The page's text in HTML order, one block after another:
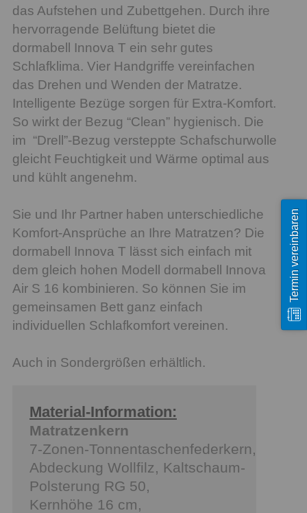
das Aufstehen und Zubettgehen. Durch ihre
hervorragende Belüftung bietet die
dormabell Innova T ein sehr gutes
Schlafklima. Vier Handgriffe vereinfachen
das Drehen und Wenden der Matratze.
Intelligente Bezüge sorgen für Extra-Komfort.
So wirkt der Bezug “Clean” hygienisch. Die
im “Drell”-Bezug versteppte Schafschurwolle
gleicht Feuchtigkeit und Wärme optimal aus
und kühlt angenehm.
Sie und Ihr Partner haben unterschiedliche
Komfort-Ansprüche an Ihre Matratzen? Die
dormabell Innova T lässt sich einfach mit
dem gleich hohen Modell dormabell Innova
Air S 16 kombinieren. So können Sie im
gemeinsamen Bett ganz einfach
individuellen Schlafkomfort vereinen.
Auch in Sondergrößen erhältlich.
Material-Information:
Matratzenkern
7-Zonen-Tonnentaschenfederkern,
Abdeckung Wollfilz, Kaltschaum-
Polsterung RG 50,
Kernhöhe 16 cm,
Termin vereinbaren